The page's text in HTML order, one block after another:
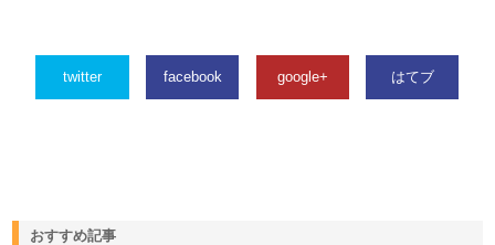
twitter facebook google+ はてブ
おすすめ記事